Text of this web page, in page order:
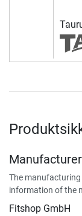
The
information of the
Fitshop GmbH